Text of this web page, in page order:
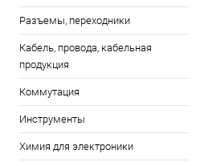
Разъемы, переходники
Кабель, провода, кабельная
продукция
Коммутация
Инструменты
Химия для электроники